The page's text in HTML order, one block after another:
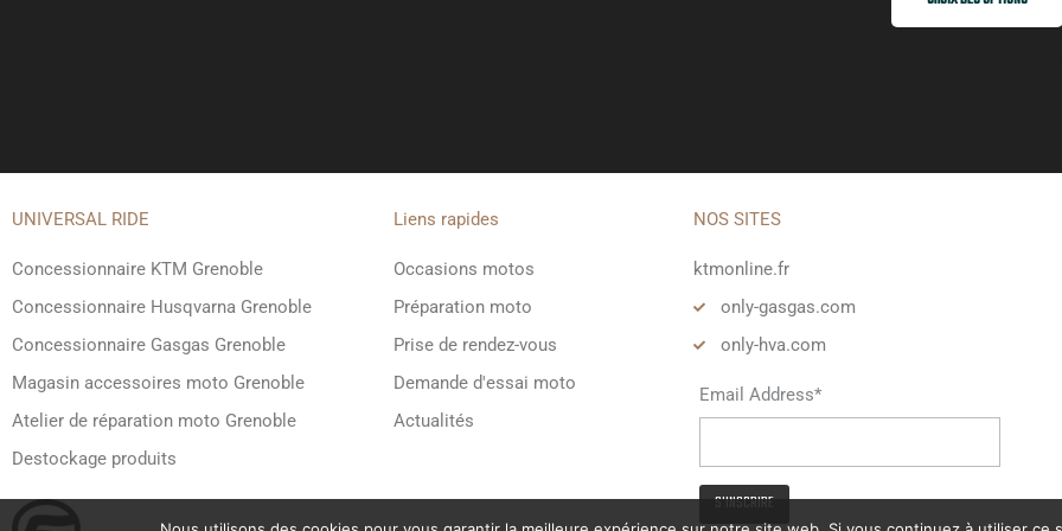
UNIVERSAL RIDE
Concessionnaire KTM Grenoble
Concessionnaire Husqvarna Grenoble
Concessionnaire Gasgas Grenoble
Magasin accessoires moto Grenoble
Atelier de réparation moto Grenoble
Destockage produits
Liens rapides
Occasions motos
Préparation moto
Prise de rendez-vous
Demande d'essai moto
Actualités
NOS SITES
ktmonline.fr
only-gasgas.com
only-hva.com
Email Address*